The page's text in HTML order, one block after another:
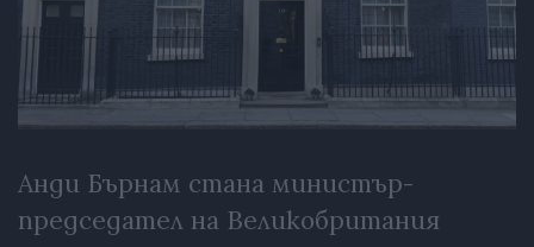
Анди Бърнам стана министър-
председател на Великобритания